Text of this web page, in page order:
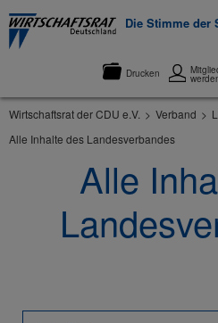
Die Stimme der
Drucken
Wirtschaftsrat der CDU e.V. Verband
Alle Inhalte des Landesverbandes
Alle